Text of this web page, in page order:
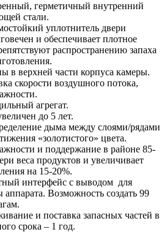
герметичный внутренний
стали.
уплотнитель двери
и обеспечивает плотное
распространению запаха
в верхней части корпуса камеры.
скорости воздушного потока,
агрегат.
до 5 лет.
дыма между слоями/рядами
«золотистого» цвета.
и поддержание в районе 85-
веса продуктов и увеличивает
на 15-20%.
интерфейс с выводом для
аппарата. Возможность создать 99
и поставка запасных частей в
срока – 1 год.